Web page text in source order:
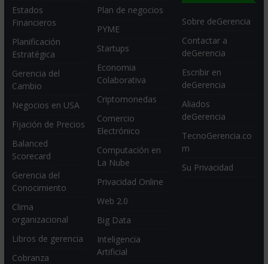
Estados
Financieros
Planificación
Estratégica
Gerencia del
Cambio
Negocios en USA
Fijación de Precios
Balanced
Scorecard
Gerencia del
Conocimiento
Clima
organizacional
Libros de gerencia
Cobranza
Plan de negocios
PYME
Startups
Economia
Colaborativa
Criptomonedas
Comercio
Electrónico
Computación en
La Nube
Privacidad Online
Web 2.0
Big Data
Inteligencia
Artificial
Sobre deGerencia
Contactar a
deGerencia
Escribir en
deGerencia
Aliados
deGerencia
TecnoGerencia.co
m
Su Privacidad